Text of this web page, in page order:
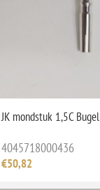
JK mondstuk 1,5C Bugel
4045718000436
€50,82